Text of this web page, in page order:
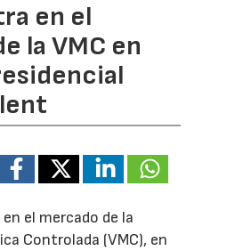
en el
la VMC en
el mercado de la
Controlada (VMC), en